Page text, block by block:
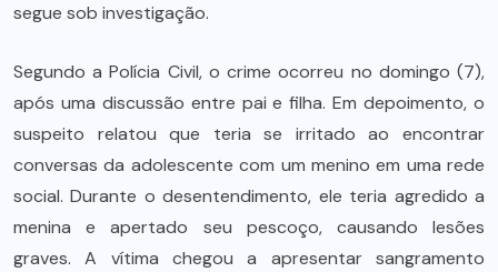
segue sob investigação.
Segundo a Polícia Civil, o crime ocorreu no domingo (7),
após uma discussão entre pai e filha. Em depoimento, o
suspeito relatou que teria se irritado ao encontrar
conversas da adolescente com um menino em uma rede
social. Durante o desentendimento, ele teria agredido a
menina e apertado seu pescoço, causando lesões
graves. A vítima chegou a apresentar sangramento